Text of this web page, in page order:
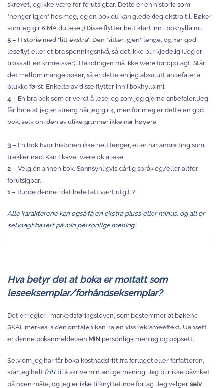
skrevet, og ikke være for forutsigbar. Dette er en historie som
"henger igjen" hos meg, og en bok du kan glede deg ekstra til. Bøker
som jeg gir 6 MÅ du lese ;) Disse flytter helt klart inn i bokhylla mi.
5– Historie med "litt ekstra". Den "sitter igjen" lenge, og har god
leseflyt eller et bra spenningsnivå, så det ikke blir kjedelig (Jeg er
tross alt en krimelsker). Handlingen må ikke være for opplagt. Står
det mellom mange bøker, så er dette en jeg absolutt anbefaler å
plukke først. Enkelte av disse flytter inn i bokhylla mi.
4– En bra bok som er verdt å lese, og som jeg gjerne anbefaler. Jeg
får høre at jeg er streng når jeg gir 4, men for meg er dette en god
bok, selv om den av ulike grunner ikke når høyere.
3– En bok hvor historien ikke helt fenger, eller har andre ting som
trekker ned. Kan likevel være ok å lese.
2– Velg en annen bok. Sannsynligvis dårlig språk og/eller altfor
forutsigbar.
1– Burde denne i det hele tatt vært utgitt?
Alle karakterene kan også få en ekstra pluss eller minus, og alt er
selvsagt basert på min personlige mening.
Hva betyr det at boka er mottatt som
leseeksemplar/forhåndseksemplar?
Det er regler i markedsføringsloven, som bestemmer at bøkene
SKAL merkes, siden omtalen kan ha en viss reklameeffekt. Uansett
er denne bokanmeldelsen MIN personlige mening og oppsett.
Selv om jeg har får boka kostnadsfritt fra forlaget eller forfatteren,
står jeg helt fritttil å skrive min ærlige mening. Jeg blir ikke påvirket
på noen måte, og jeg er ikke tilknyttet noe forlag. Jeg velgerselv